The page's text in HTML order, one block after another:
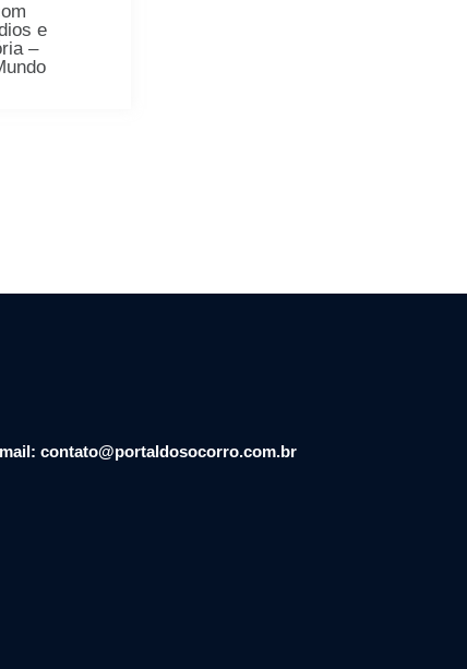
e
–
contato@portaldosocorro.com.br